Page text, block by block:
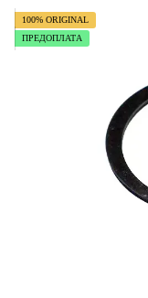
100% ORIGINAL
ПРЕДОПЛАТА